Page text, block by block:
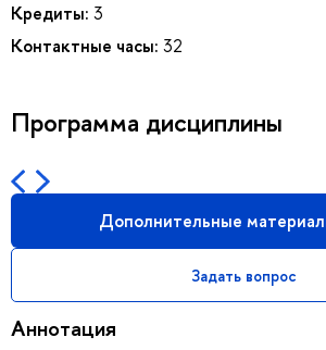
Кредиты: 3
Контактные часы: 32
Программа дисциплины
Дополнительные
Задать вопрос
Аннотация